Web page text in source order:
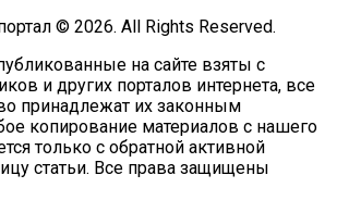
© 2026. All Rights Reserved.
на сайте взяты с
и других порталов интернета, все
принадлежат их законным
копирование материалов с нашего
только с обратной активной
статьи. Все права защищены